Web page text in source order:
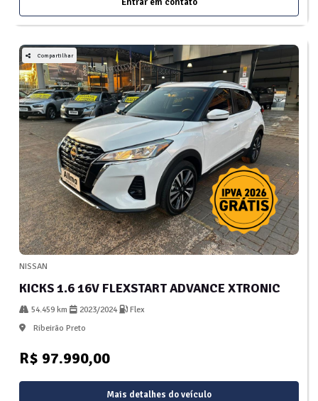
Compartilhar
NISSAN
KICKS 1.6 16V FLEXSTART ADVANCE XTRONIC
54.459 km 2023/2024
Flex
Ribeirão Preto
R$ 97.990,00
Mais detalhes do veículo